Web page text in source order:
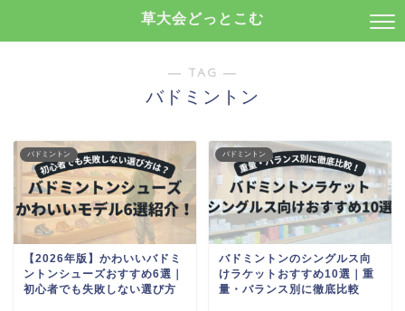
草大会どっとこむ
― TAG ―
バドミントン
バドミントン
【2026年版】かわいいバドミ
ントンシューズおすすめ6選｜
初心者でも失敗しない選び方
バドミントン
バドミントンのシングルス向
けラケットおすすめ10選｜重
量・バランス別に徹底比較